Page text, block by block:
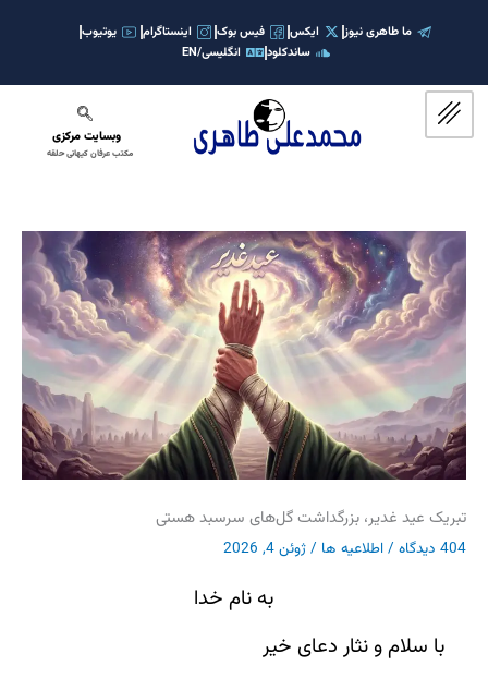
ما طاهری نیوز ایکس فیس بوک اینستاگرام
یوتیوب
ساندکلود
انگلیسی/EN
وبسایت مرکزی
مکتب عرفان کیهانی حلقه
تبریک عید غدیر، بزرگداشت گل‌های سرسبد هستی
404 دیدگاه /اطلاعیه ها /ژوئن 4, 2026
به نام خدا
با سلام و نثار دعای خیر